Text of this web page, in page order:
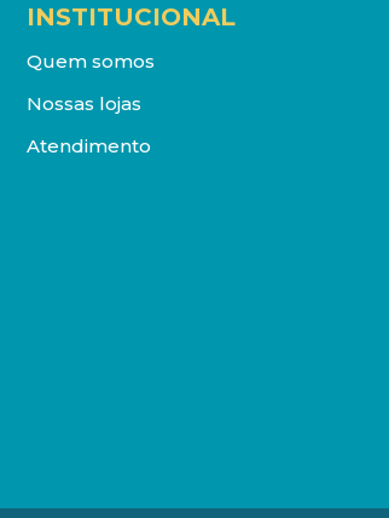
INSTITUCIONAL
Quem somos
Nossas lojas
Atendimento